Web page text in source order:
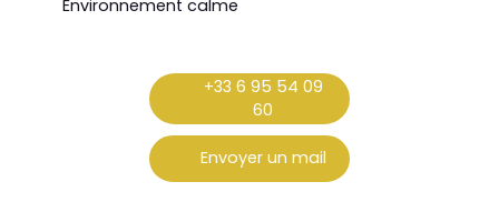
Environnement calme
+33 6 95 54 09
60
Envoyer un mail